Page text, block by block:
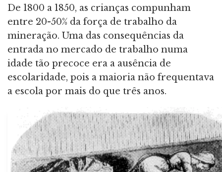
De 1800 a 1850, as crianças compunham
entre 20-50% da força de trabalho da
mineração. Uma das consequências da
entrada no mercado de trabalho numa
idade tão precoce era a ausência de
escolaridade, pois a maioria não frequentava
a escola por mais do que três anos.